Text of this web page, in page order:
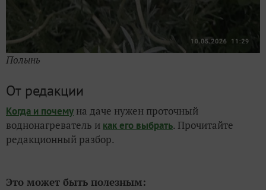
Полынь
От редакции
Когда и почему на даче нужен проточный
воднонагреватель и как его выбрать. Прочитайте
редакционный разбор.
Это может быть полезным: